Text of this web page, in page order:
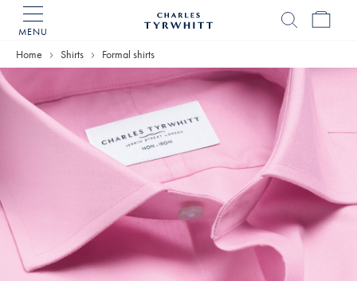
MENU
Home
Home Shirts Formal shirts